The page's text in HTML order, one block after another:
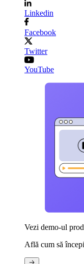
Linkedin
Facebook
Twitter
YouTube
Vezi demo-ul
Află cum să